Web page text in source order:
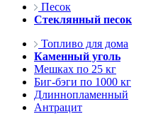
Песок
Стеклянный песок
Топливо для дома
Каменный уголь
Мешках по 25 кг
Биг-бэги по 1000 кг
Длиннопламенный
Антрацит